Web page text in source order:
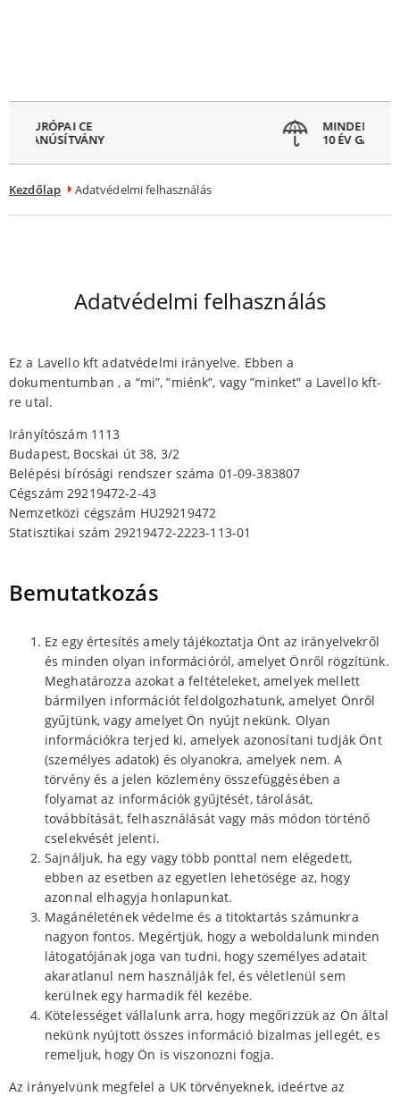
MINDEN MOSOGATÓRA
Kezdőlap Adatvédelmi felhasználás
Adatvédelmi felhasználás
Ez a Lavello kft adatvédelmi irányelve. Ebben a
dokumentumban , a “mi”, ”miénk”, vagy ”minket” a Lavello kft-
re utal.
Irányítószám 1113
Budapest, Bocskai út 38, 3/2
Belépési bírósági rendszer száma 01-09-383807
Cégszám 29219472-2-43
Nemzetközi cégszám HU29219472
Statisztikai szám 29219472-2223-113-01
Bemutatkozás
Ez egy értesítés amely tájékoztatja Önt az irányelvekről
és minden olyan információról, amelyet Önről rögzítünk.
Meghatározza azokat a feltételeket, amelyek mellett
bármilyen információt feldolgozhatunk, amelyet Önről
gyűjtünk, vagy amelyet Ön nyújt nekünk. Olyan
információkra terjed ki, amelyek azonosítani tudják Önt
(személyes adatok) és olyanokra, amelyek nem. A
törvény és a jelen közlemény összefüggésében a
folyamat az információk gyűjtését, tárolását,
továbbítását, felhasználását vagy más módon történő
cselekvését jelenti.
Sajnáljuk, ha egy vagy több ponttal nem elégedett,
ebben az esetben az egyetlen lehetösége az, hogy
azonnal elhagyja honlapunkat.
Magánéletének védelme és a titoktartás számunkra
nagyon fontos. Megértjük, hogy a weboldalunk minden
látogatójának joga van tudni, hogy személyes adatait
akaratlanul nem használják fel, és véletlenül sem
kerülnek egy harmadik fél kezébe.
Kötelességet vállalunk arra, hogy megőrizzük az Ön által
nekünk nyújtott összes információ bizalmas jellegét, es
remeljuk, hogy Ön is viszonozni fogja.
Az irányelvünk megfelel a UK törvényeknek, ideértve az